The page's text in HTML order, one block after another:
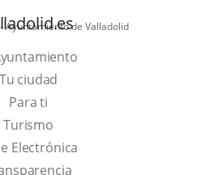
Ayuntamiento de Valladolid
Tu ciudad
Para ti
TurismoThis
link
will
Electrónica